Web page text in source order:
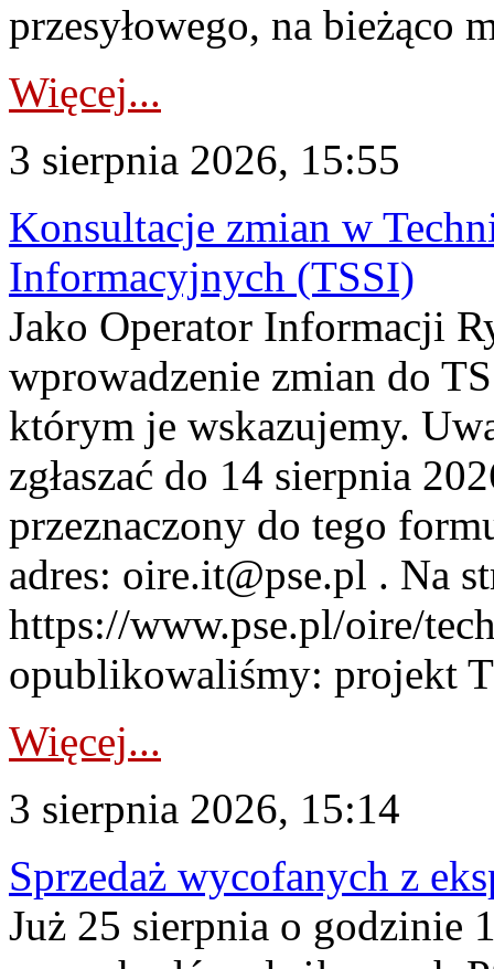
przesyłowego, na bieżąco
Więcej...
3 sierpnia 2026, 15:55
Konsultacje zmian w
Informacyjnych (TSSI)
Jako Operator Informacji
wprowadzenie zmian do
którym je wskazujemy.
zgłaszać do 14 sierpnia
przeznaczony do tego
adres: oire.it@pse.pl . Na
https://www.pse.pl/oire/
opublikowaliśmy: projekt
Więcej...
3 sierpnia 2026, 15:14
Sprzedaż wycofanych z
Już 25 sierpnia o godzinie